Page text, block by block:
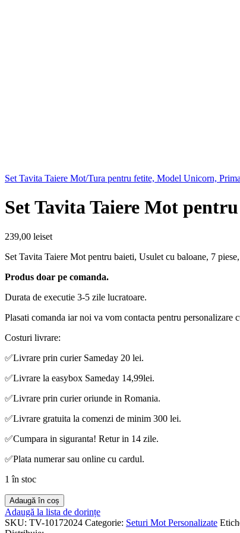
Set Tavita Taiere Mot/Tura pentru fetite, Model Unicorn,
Set Tavita Taiere Mot
239,00 leiset
Set Tavita Taiere Mot pentru baieti, Usulet cu baloane, 7
Produs doar pe comanda.
Durata de executie 3-5 zile lucratoare.
Plasati comanda iar noi va vom contacta pentru personalizare
Costuri livrare:
✅Livrare prin curier Sameday 20 lei.
✅Livrare la easybox Sameday 14,99lei.
✅Livrare prin curier oriunde in Romania.
✅Livrare gratuita la comenzi de minim 300 lei.
✅Cumpara in siguranta! Retur in 14 zile.
✅Plata numerar sau online cu cardul.
1 în stoc
Cantitate
Set
Tavita
Taiere
Adaugă în coș
Adaugă la lista de dorințe
SKU: TV-10172024 Categorie: Seturi Mot Personalizate